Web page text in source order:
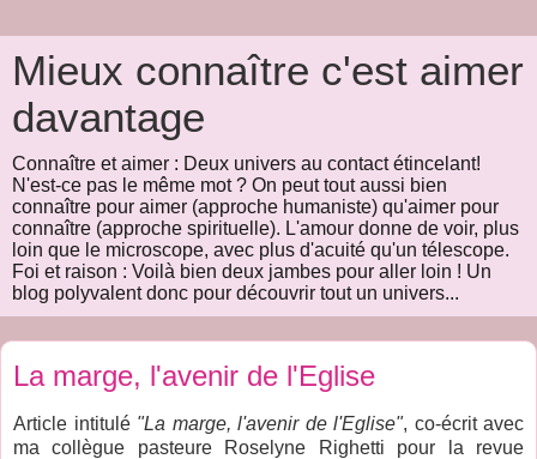
Mieux connaître c'est aimer
davantage
Connaître et aimer : Deux univers au contact étincelant!
N'est-ce pas le même mot ? On peut tout aussi bien
connaître pour aimer (approche humaniste) qu'aimer pour
connaître (approche spirituelle). L'amour donne de voir, plus
loin que le microscope, avec plus d'acuité qu'un télescope.
Foi et raison : Voilà bien deux jambes pour aller loin ! Un
blog polyvalent donc pour découvrir tout un univers...
La marge, l'avenir de l'Eglise
Article intitulé "La marge, l'avenir de l'Eglise", co-écrit avec
ma collègue pasteure Roselyne Righetti pour la revue